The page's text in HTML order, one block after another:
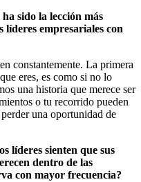
sido la lección más
empresariales con
constantemente. La primera
eres, es como si no lo
una historia que merece ser
o tu recorrido pueden
una oportunidad de
líderes sienten que sus
dentro de las
con mayor frecuencia?